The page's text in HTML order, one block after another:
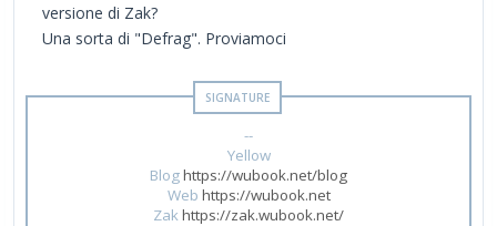
versione di Zak?
Una sorta di "Defrag". Proviamoci
--
Yellow
Bloghttps://wubook.net/blog
Web https://wubook.net
Zakhttps://zak.wubook.net/